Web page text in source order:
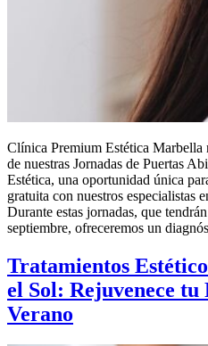
Clínica Premium Estética Marbella
de nuestras Jornadas de Puertas
Estética, una oportunidad única
gratuita con nuestros especialistas
Durante estas jornadas, que
septiembre, ofreceremos un
Tratamientos
el Sol: Rejuvenece tu
Verano